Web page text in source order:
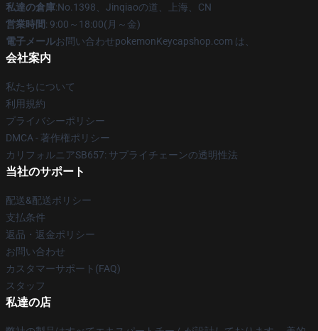
私達の倉庫:No.1398、Jinqiaoの道、上海、CN
営業時間: 9:00～18:00(月～金)
電子メールお問い合わせpokemonKeycapshop.com は、
会社案内
私たちについて
利用規約
プライバシーポリシー
DMCA - 著作権ポリシー
カリフォルニアSB657: サプライチェーンの透明性法
当社のサポート
配送&配送ポリシー
支払条件
返品・返金ポリシー
お問い合わせ
カスタマーサポート(FAQ)
スタッフ
私達の店